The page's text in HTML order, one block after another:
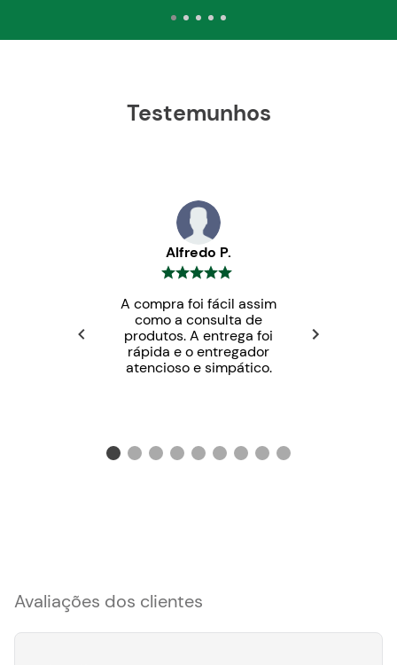
Testemunhos
Alfredo P.
A compra foi fácil assim
como a consulta de
produtos. A entrega foi
rápida e o entregador
atencioso e simpático.
Avaliações dos clientes